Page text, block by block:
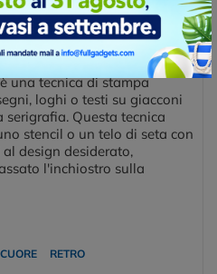
una tecnica di stampa
loghi o testi su giacconi
Questa tecnica
stencil o un telo di seta con
design desiderato,
l'inchiostro sulla
RETRO